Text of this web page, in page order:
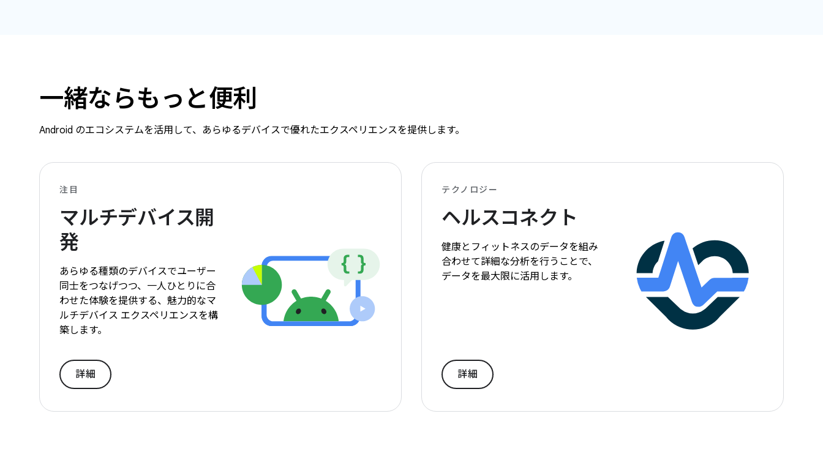
一緒ならもっと便利
Android のエコシステムを活用して、あらゆるデバイスで優れたエクスペリエンスを提供します。
注目
マルチデバイス開
発
あらゆる種類のデバイスでユーザー
同士をつなげつつ、一人ひとりに合
わせた体験を提供する、魅力的なマ
ルチデバイス エクスペリエンスを構
築します。
詳細
テクノロジー
ヘルスコネクト
健康とフィットネスのデータを組み
合わせて詳細な分析を行うことで、
データを最大限に活用します。
詳細